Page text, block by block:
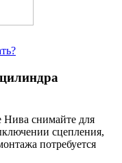
снимайте для
сцепления,
потребуется